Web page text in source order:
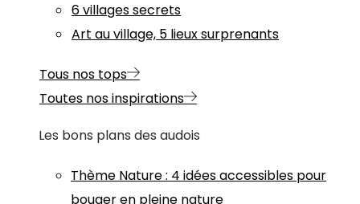
6 villages secrets
Art au village, 5 lieux surprenants
Tous nos tops
Toutes nos inspirations
Les bons plans des audois
Thème Nature: 4 idées accessibles pour
bouger en pleine nature